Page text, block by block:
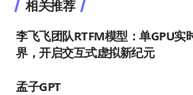
相关推荐
李飞飞团队RTFM模型：单GPU实
界，开启交互式虚拟新纪元
孟子GPT